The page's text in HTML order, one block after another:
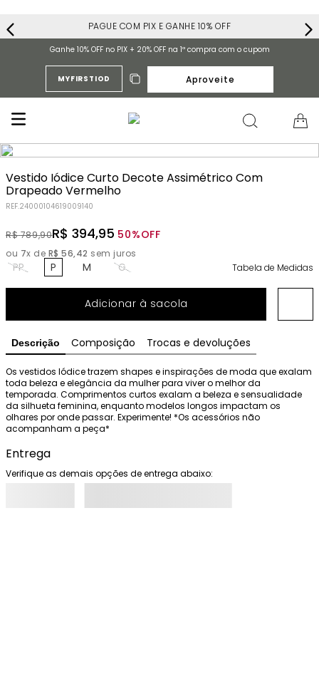
PAGUE COM PIX E GANHE 10% OFF
Ganhe 10% OFF no PIX + 20% OFF na 1ª compra com o cupom
MYFIRSTIOD Aproveite
Vestido Iódice Curto Decote Assimétrico Com
Drapeado Vermelho
REF.24000104619009140
R$ 789,90R$ 394,95 50%OFF
ou 7x de R$ 56,42 sem juros
PP P M G Tabela de Medidas
Adicionar à sacola
Descrição Composição Trocas e devoluções
Os vestidos Iódice trazem shapes e inspirações de moda que exalam
toda beleza e elegância da mulher para viver o melhor da
temporada. Comprimentos curtos exalam a beleza e sensualidade
da silhueta feminina, enquanto modelos longos impactam os
olhares por onde passar. Experimente! *Os acessórios não
acompanham a peça*
Entrega
Verifique as demais opções de entrega abaixo: